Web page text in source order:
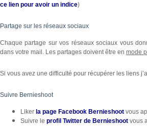
ce lien pour avoir un indice)
Partage sur les réseaux sociaux
Chaque partage sur vos réseaux sociaux vous
dans votre mail. Les partages doivent être en mode
Si vous avez une difficulté pour récupérer les liens
Suivre Bernieshoot
Liker la page Facebook Bernieshoot vous
Suivre le profil Twitter de Bernieshoot vous